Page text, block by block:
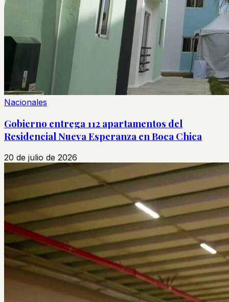
Nacionales
Gobierno entrega 112 apartamentos del
Residencial Nueva Esperanza en Boca Chica
20 de julio de 2026